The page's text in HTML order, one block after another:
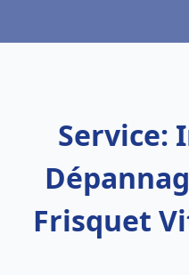
Service:
Frisquet